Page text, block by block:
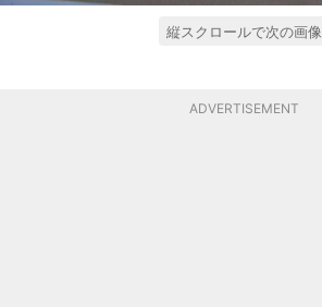
縦スクロールで次の画像
ADVERTISEMENT